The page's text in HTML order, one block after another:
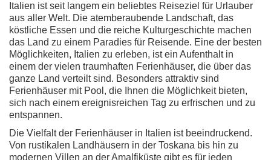
Italien ist seit langem ein beliebtes Reiseziel für Urlauber
aus aller Welt. Die atemberaubende Landschaft, das
köstliche Essen und die reiche Kulturgeschichte machen
das Land zu einem Paradies für Reisende. Eine der besten
Möglichkeiten, Italien zu erleben, ist ein Aufenthalt in
einem der vielen traumhaften Ferienhäuser, die über das
ganze Land verteilt sind. Besonders attraktiv sind
Ferienhäuser mit Pool, die Ihnen die Möglichkeit bieten,
sich nach einem ereignisreichen Tag zu erfrischen und zu
entspannen.
Die Vielfalt der Ferienhäuser in Italien ist beeindruckend.
Von rustikalen Landhäusern in der Toskana bis hin zu
modernen Villen an der Amalfiküste gibt es für jeden